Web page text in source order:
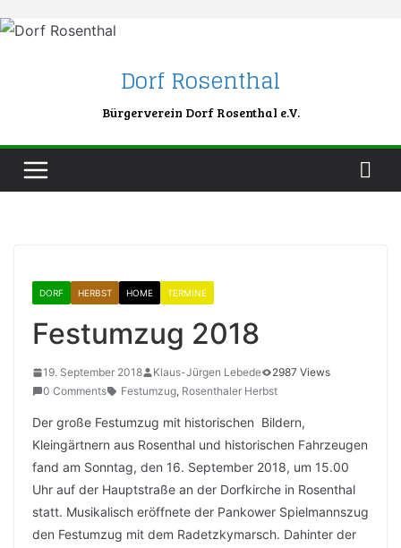
to
Dorf Rosenthal
Bürgerverein Dorf Rosenthal e.V.
DORF HERBST HOME TERMINE
Festumzug 2018
19. September 2018 Klaus-Jürgen Lebede
2987 Views
0 Comments
Festumzug, Rosenthaler Herbst
Der große Festumzug mit historischen Bildern,
Kleingärtnern aus Rosenthal und historischen Fahrzeugen
fand am Sonntag, den 16. September 2018, um 15.00
Uhr auf der Hauptstraße an der Dorfkirche in Rosenthal
statt. Musikalisch eröffnete der Pankower Spielmannszug
den Festumzug mit dem Radetzkymarsch. Dahinter der